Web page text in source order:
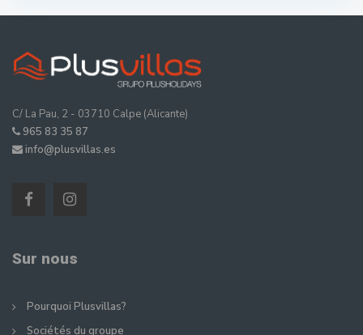
C/ La Pau, 2 - 03710 Calpe (Alicante)
965 83 35 87
info@plusvillas.es
Sur nous
Pourquoi Plusvillas?
Sociétés du groupe